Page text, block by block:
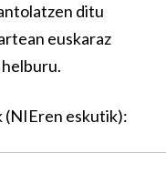
ditu
euskaraz
(NIEren eskutik):